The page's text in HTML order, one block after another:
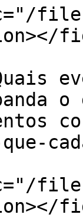
files/
o
files/